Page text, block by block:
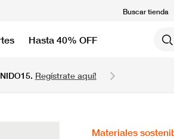
Buscar tienda
Hasta 40% OFF
Regístrate aquí!
Materiales